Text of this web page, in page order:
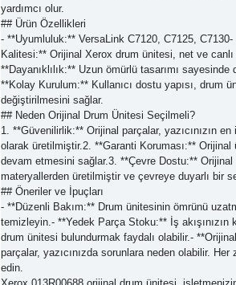
yardımcı olur.
## Ürün Özellikleri
- **Uyumluluk:** VersaLink C7120, C7125,
Kalitesi:** Orijinal Xerox drum ünitesi, net ve
**Dayanıklılık:** Uzun ömürlü tasarımı
**Kolay Kurulum:** Kullanıcı dostu yapısı, drum
değiştirilmesini sağlar.
## Neden Orijinal Drum Ünitesi Seçilmeli?
1. **Güvenilirlik:** Orijinal parçalar, yazıcınızın
olarak üretilmiştir.2. **Garanti Koruması:** Orijinal
devam etmesini sağlar.3. **Çevre Dostu:**
materyallerden üretilmiştir ve çevreye duyarlı bir
## Öneriler ve İpuçları
- **Düzenli Bakım:** Drum ünitesinin ömrünü
temizleyin.- **Yedek Parça Stoku:** İş
drum ünitesi bulundurmak faydalı olabilir.-
parçalar, yazıcınızda sorunlara neden olabilir. Her
edin.